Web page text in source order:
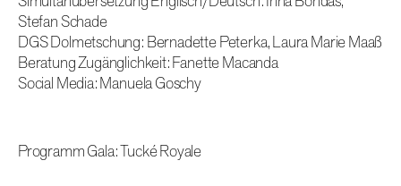
Stefan Schade
DGS Dolmetschung: Bernadette Peterka, Laura Marie Maaß
Beratung Zugänglichkeit: Fanette Macanda
Social Media: Manuela Goschy
Programm Gala: Tucké Royale